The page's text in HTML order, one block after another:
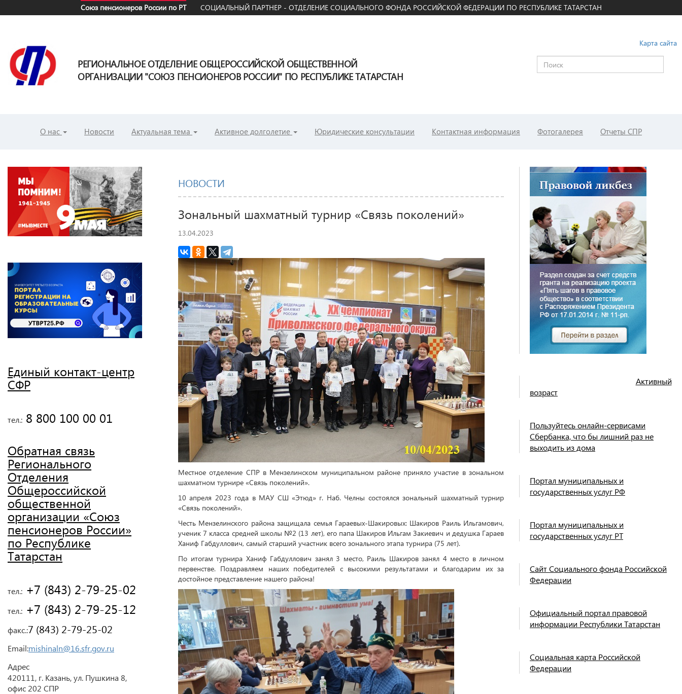
Союз пенсионеров России по РТ СОЦИАЛЬНЫЙ ПАРТНЕР - ОТДЕЛЕНИЕ СОЦИАЛЬНОГО ФОНДА РОССИЙСКОЙ ФЕДЕРАЦИИ ПО РЕСПУБЛИКЕ ТАТАРСТАН
РЕГИОНАЛЬНОЕ ОТДЕЛЕНИЕ ОБЩЕРОССИЙСКОЙ ОБЩЕСТВЕННОЙ
ОРГАНИЗАЦИИ "СОЮЗ ПЕНСИОНЕРОВ РОССИИ" ПО РЕСПУБЛИКЕ ТАТАРСТАН
Карта сайта
О нас Новости Актуальная тема Активное долголетие Юридические консультации Контактная информация Фотогалерея Отчеты СПР
НОВОСТИ
Зональный шахматный турнир «Связь поколений»
13.04.2023
Местное отделение СПР в Мензелинском муниципальном районе приняло участие в зональном
шахматном турнире «Связь поколений».
10 апреля 2023 года в МАУ СШ «Этюд» г. Наб. Челны состоялся зональный шахматный турнир
«Связь поколений».
Честь Мензелинского района защищала семья Гараевых-Шакировых: Шакиров Раиль Ильгамович,
ученик 7 класса средней школы №2 (13 лет), его папа Шакиров Ильгам Закиевич и дедушка Гараев
Ханиф Габдуллович, самый старший участник всего зонального этапа турнира (75 лет).
По итогам турнира Ханиф Габдуллович занял 3 место, Раиль Шакиров занял 4 место в личном
первенстве. Поздравляем наших победителей с высокими результатами и благодарим их за
достойное представление нашего района!
Единый контакт-центр
СФР
тел.: 8 800 100 00 01
Обратная связь
Регионального
Отделения
Общероссийской
общественной
организации «Союз
пенсионеров России»
по Республике
Татарстан
тел.: +7 (843) 2-79-25-02
тел.: +7 (843) 2-79-25-12
факс.:7 (843) 2-79-25-02
Email:mishinaln@16.sfr.gov.ru
Адрес
420111, г. Казань, ул. Пушкина 8,
офис 202 СПР
Активный
возраст
Пользуйтесь онлайн-сервисами
Сбербанка, что бы лишний раз не
выходить из дома
Портал муниципальных и
государственных услуг РФ
Портал муниципальных и
государственных услуг РТ
Сайт Социального фонда Российской
Федерации
Официальный портал правовой
информации Республики Татарстан
Социальная карта Российской
Федерации